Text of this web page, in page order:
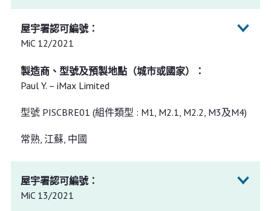
MiC 12/2021
Paul Y. – iMax Limited
型號 PISCBRE01 (組件類型 : M1, M2.1, M2.2, M3及M4)
常熟, 江蘇, 中國
MiC 13/2021